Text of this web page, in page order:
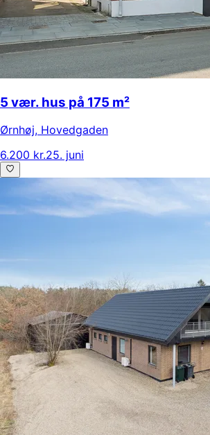
5 vær. hus på 175 m²
Ørnhøj, Hovedgaden
6.200 kr.25. juni